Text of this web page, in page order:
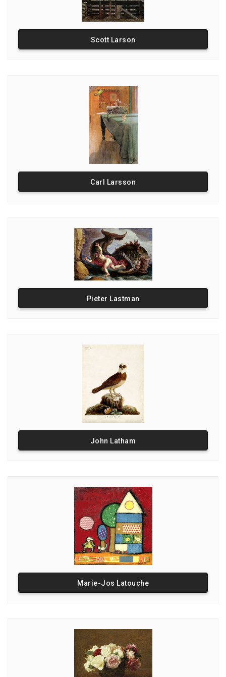
Scott Larson
Carl Larsson
Pieter Lastman
John Latham
Marie-Jos Latouche